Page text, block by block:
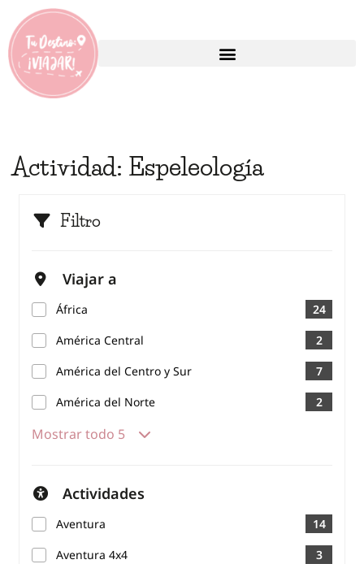
Actividad: Espeleología
Filtro
Viajar a
África
24
América Central
2
América del Centro y Sur
7
América del Norte
2
Mostrar todo 5
Actividades
Aventura
14
Aventura 4x4
3